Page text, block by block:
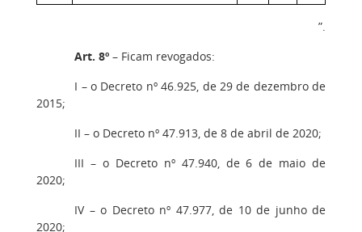
”.
Art. 8º – Ficam revogados:
I – o Decreto nº 46.925, de 29 de dezembro de
2015;
II – o Decreto nº 47.913, de 8 de abril de 2020;
III – o Decreto nº 47.940, de 6 de maio de
2020;
IV – o Decreto nº 47.977, de 10 de junho de
2020;